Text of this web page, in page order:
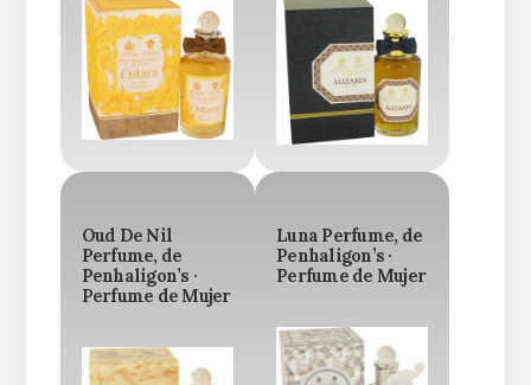
Oud De Nil
Perfume, de
Penhaligon’s ·
Perfume de Mujer
Luna Perfume, de
Penhaligon’s ·
Perfume de Mujer